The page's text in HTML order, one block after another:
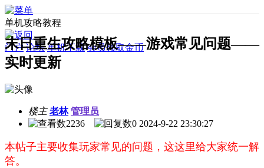
单机攻略教程
门户 论坛 单机下载 会员领取金币
末日重生攻略模板——游戏常见问题——
实时更新
楼主 老林 管理员
2236
0 2024-9-22 23:30:27
本帖子主要收集玩家常见的问题，这这里给大家统一解
答。